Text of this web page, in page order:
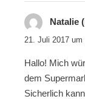
Natalie
21. Juli 2017 um
Hallo! Mich
dem
Sicherlich